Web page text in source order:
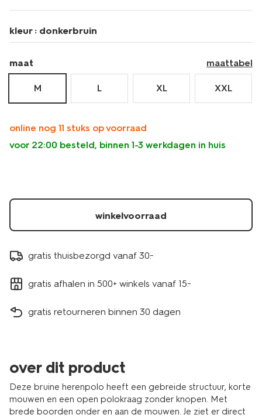
kleur : donkerbruin
maat maattabel
M L XL XXL
online nog 11 stuks op voorraad
voor 22:00 besteld, binnen 1-3 werkdagen in huis
winkelvoorraad
gratis thuisbezorgd vanaf 30.-
gratis afhalen in 500+ winkels vanaf 15.-
gratis retourneren binnen 30 dagen
over dit product
Deze bruine herenpolo heeft een gebreide structuur, korte
mouwen en een open polokraag zonder knopen. Met
brede boorden onder en aan de mouwen. Je ziet er direct